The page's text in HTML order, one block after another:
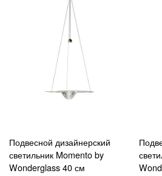
Подвесной дизайнерский
светильник Momento by
Wonderglass 40 см